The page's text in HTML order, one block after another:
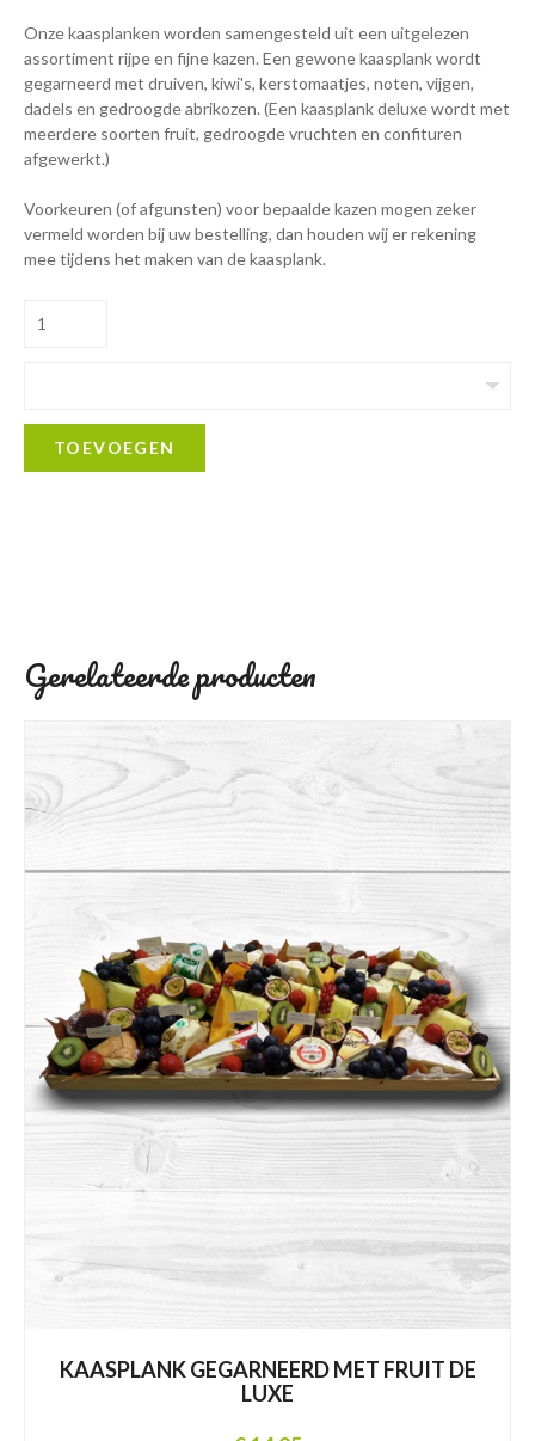
Onze kaasplanken worden samengesteld uit een uitgelezen
assortiment rijpe en fijne kazen. Een gewone kaasplank wordt
gegarneerd met druiven, kiwi's, kerstomaatjes, noten, vijgen,
dadels en gedroogde abrikozen. (Een kaasplank deluxe wordt met
meerdere soorten fruit, gedroogde vruchten en confituren
afgewerkt.)
Voorkeuren (of afgunsten) voor bepaalde kazen mogen zeker
vermeld worden bij uw bestelling, dan houden wij er rekening
mee tijdens het maken van de kaasplank.
TOEVOEGEN
Gerelateerde producten
KAASPLANK GEGARNEERD MET FRUIT DE
LUXE